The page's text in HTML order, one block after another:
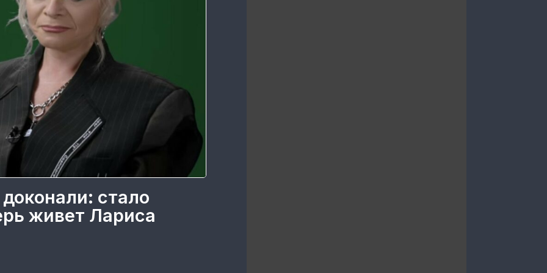
стало
живет Лариса